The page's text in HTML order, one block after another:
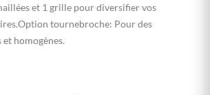
et 1 grille pour diversifier vos
tournebroche: Pour des
homogènes.